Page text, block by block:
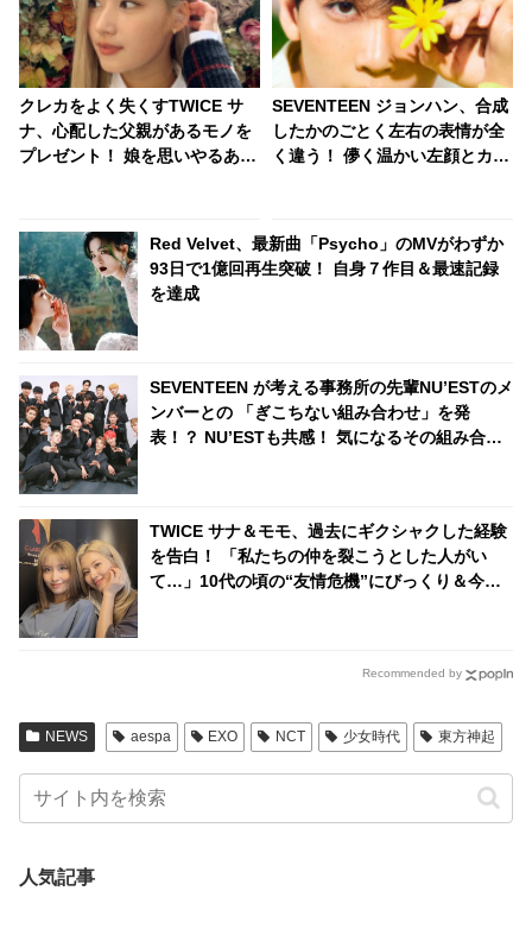
クレカをよく失くすTWICE サ
ナ、心配した父親があるモノを
プレゼント！ 娘を思いやるあた
SEVENTEEN ジョンハン、合成
したかのごとく左右の表情が全
く違う！ 儚く温かい左顔とカリ
情」に衝撃
Red Velvet、最新曲「Psycho」のMVがわずか
93日で1億回再生突破！ 自身７作目＆最速記録
を達成
SEVENTEEN が考える事務所の先輩NU’ESTのメ
ンバーとの 「ぎこちない組み合わせ」を発
表！？ NU’ESTも共感！ 気になるその組み合わ
TWICE サナ＆モモ、過去にギクシャクした経験
を告白！ 「私たちの仲を裂こうとした人がい
て…」10代の頃の“友情危機”にびっくり＆今も
Recommended by
NEWS aespa EXO NCT 少女時代 東方神起
人気記事